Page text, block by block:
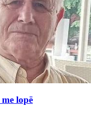
lopë